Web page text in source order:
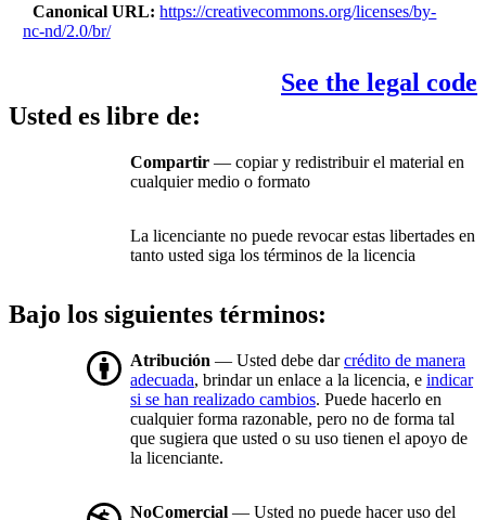
Canonical URL
https://creativecommons.org/licenses/by-
nc-nd/2.0/br/
See the legal code
Usted es libre de:
Compartir — copiar y redistribuir el material en
cualquier medio o formato
La licenciante no puede revocar estas libertades en
tanto usted siga los términos de la licencia
Bajo los siguientes términos:
Atribución — Usted debe darcrédito de manera
adecuada, brindar un enlace a la licencia, e indicar
si se han realizado cambios. Puede hacerlo en
cualquier forma razonable, pero no de forma tal
que sugiera que usted o su uso tienen el apoyo de
la licenciante.
NoComercial — Usted no puede hacer uso del